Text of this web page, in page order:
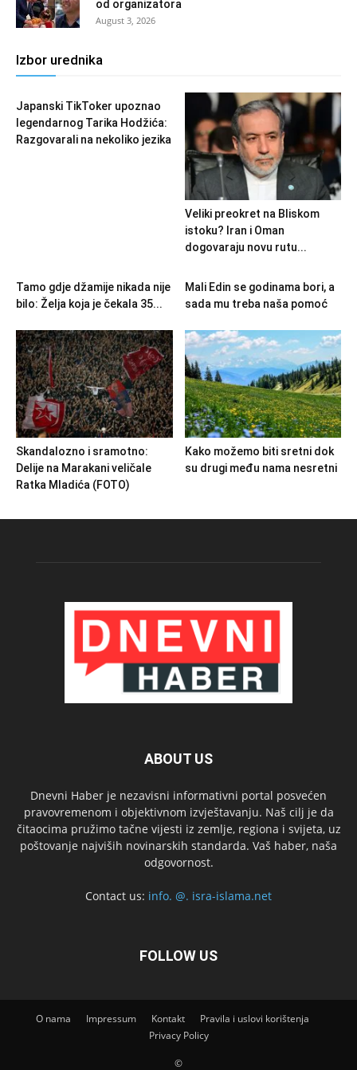
od organizatora
August 3, 2026
Izbor urednika
Japanski TikToker upoznao
legendarnog Tarika Hodžića:
Razgovarali na nekoliko jezika
Veliki preokret na Bliskom
istoku? Iran i Oman
dogovaraju novu rutu...
Tamo gdje džamije nikada nije
bilo: Želja koja je čekala 35...
Mali Edin se godinama bori, a
sada mu treba naša pomoć
Skandalozno i sramotno:
Delije na Marakani veličale
Ratka Mladića (FOTO)
Kako možemo biti sretni dok
su drugi među nama nesretni
ABOUT US
Dnevni Haber je nezavisni informativni portal posvećen
pravovremenom i objektivnom izvještavanju. Naš cilj je da
čitaocima pružimo tačne vijesti iz zemlje, regiona i svijeta, uz
poštovanje najviših novinarskih standarda. Vaš haber, naša
odgovornost.
Contact us: info. @. isra-islama.net
FOLLOW US
O nama Impressum Kontakt
Pravila i uslovi korištenja
Privacy Policy
©